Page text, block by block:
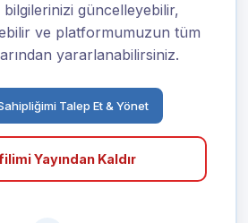
güncelleyebilir,
ve platformumuzun tüm
yararlanabilirsiniz.
Talep Et & Yönet
Yayından Kaldır